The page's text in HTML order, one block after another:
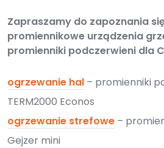
Zapraszamy do zapoznania
promiennikowe urządzenia
promienniki podczerwieni dla
ogrzewanie hal – promienniki
TERM2000 Econos
ogrzewanie strefowe –
Gejzer mini